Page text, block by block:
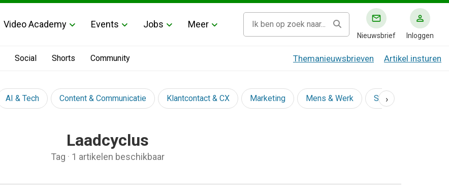
Video Academy Events Jobs Meer
Nieuwsbrief Inloggen
Social Shorts Community Themanieuwsbrieven Artikel insturen
AI & Tech Content & Communicatie Klantcontact & CX Marketing Mens & Werk Social
›
Laadcyclus
Tag · 1 artikelen beschikbaar